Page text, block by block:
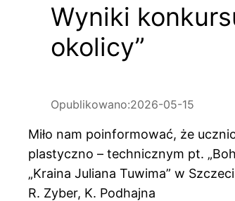
Wyniki
okolicy”
Opublikowano:2026-05-15
Miło nam poinformować, że
plastyczno – technicznym pt.
„Kraina Juliana Tuwima” w
R. Zyber, K. Podhajna